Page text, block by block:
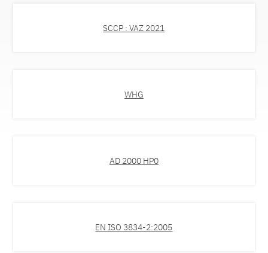
SCCP : VAZ 2021
WHG
AD 2000 HP0
EN ISO 3834-2:2005